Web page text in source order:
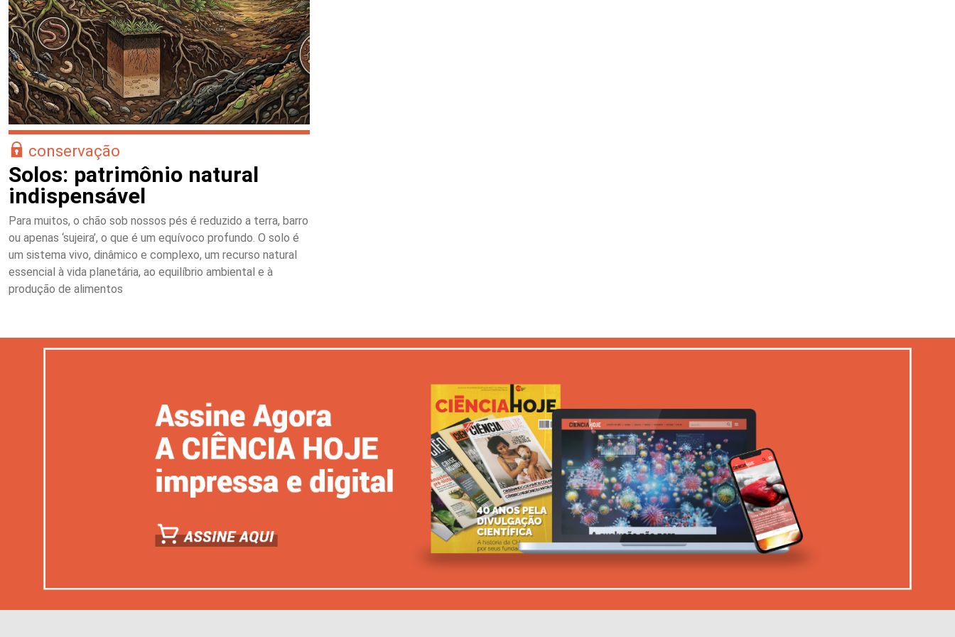
conservação
Solos: patrimônio natural
indispensável
Para muitos, o chão sob nossos pés é reduzido a terra, barro
ou apenas ‘sujeira’, o que é um equívoco profundo. O solo é
um sistema vivo, dinâmico e complexo, um recurso natural
essencial à vida planetária, ao equilíbrio ambiental e à
produção de alimentos